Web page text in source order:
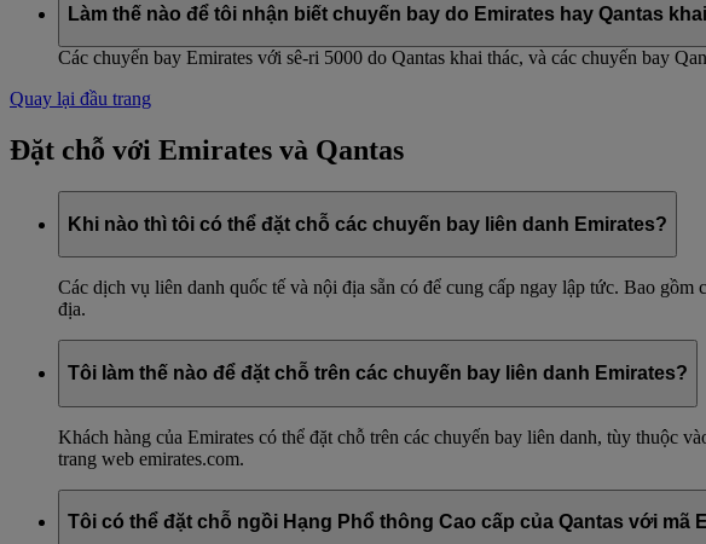
Làm thế nào để tôi nhận biết chuyến bay do Emirates hay Qantas
Các chuyến bay Emirates với sê-ri 5000 do Qantas khai thác, và các chuyến bay
Quay lại đầu trang
Đặt chỗ với Emirates và Qantas
Khi nào thì tôi có thể đặt chỗ các chuyến bay liên danh Emirates?
Các dịch vụ liên danh quốc tế và nội địa sẵn có để cung cấp ngay lập tức. Bao
địa.
Tôi làm thế nào để đặt chỗ trên các chuyến bay liên danh Emirates?
Khách hàng của Emirates có thể đặt chỗ trên các chuyến bay liên danh, tùy thuộc
trang web emirates.com.
Tôi có thể đặt chỗ ngồi Hạng Phổ thông Cao cấp của Qantas với mã